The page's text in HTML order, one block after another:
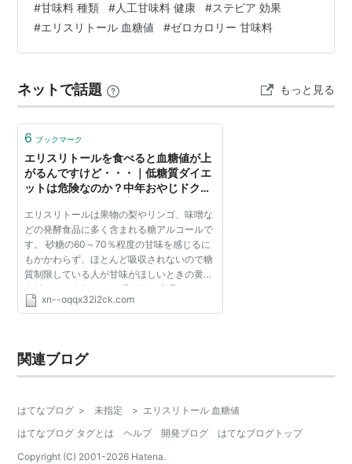
じたことがあるはずです。この記事では、人工甘味料と
天然甘味料の種類・仕組み・安全性・ダイエットへの影
響を、科学的な根拠をもとにわかりやすく解説します。
そもそも「甘味料」って何？ 甘味料の種類マップ 人工甘
味料の種類と特徴 天…
#甘味料 種類 #人工甘味料 健康 #ステビア 効果
#エリスリトール 血糖値 #ゼロカロリー 甘味料
ネットで話題 もっと見る
6 ブックマーク
エリスリトールを食べると血糖値が上
がるんですけど・・・｜低糖質ダイエ
ットは危険なのか？中年おやじドクタ
エリスリトールは果物の梨やリンゴ、味噌な
どの発酵食品に多く含まれる糖アルコールで
す。 砂糖の60～70％程度の甘味を感じるに
もかかわらず、ほとんど吸収されないので糖
質制限している人が甘味がほしいときの黄金
食材として有名です。 具体的な商品にはラカ
ントSというものがありますね。 ⇒ エリス
xn--oqqx32i2ck.com
関連ブログ
はてなブログ > 未指定 > エリスリトール 血糖値
はてなブログ タグとは
ヘルプ 開発ブログ
はてなブログトップ
Copyright (C) 2001-2026 Hatena.